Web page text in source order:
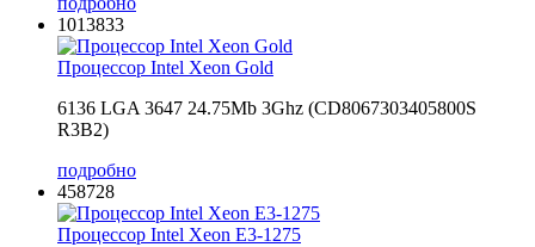
1013833
Процессор Intel Xeon Gold
6136 LGA 3647 24.75Mb 3Ghz (CD8067303405800S
R3B2)
подробно
458728
Процессор Intel Xeon E3-1275